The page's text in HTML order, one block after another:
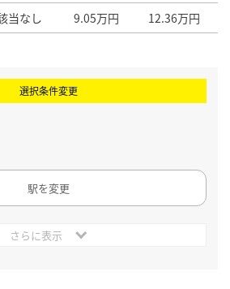
当なし 9.05万円 12.36万円
選択条件変更
駅を変更
さらに表示